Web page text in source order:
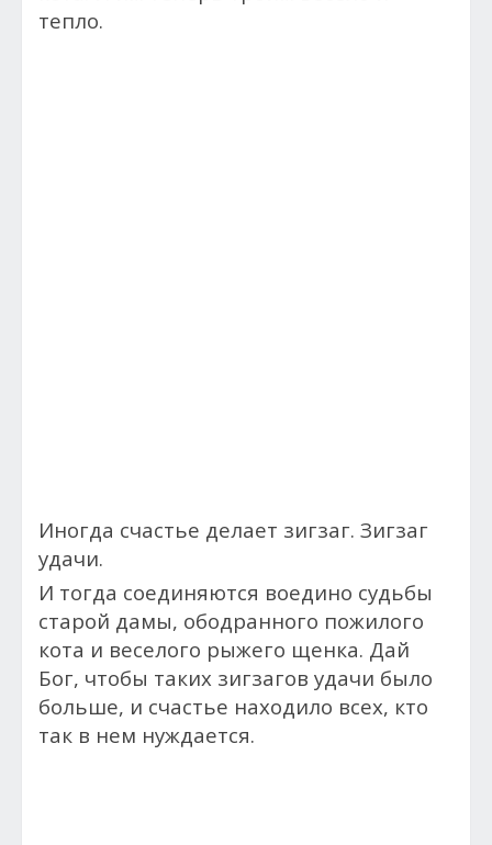
тепло.
Иногда счастье делает зигзаг. Зигзаг
удачи.
И тогда соединяются воедино судьбы
старой дамы, ободранного пожилого
кота и веселого рыжего щенка. Дай
Бог, чтобы таких зигзагов удачи было
больше, и счастье находило всех, кто
так в нем нуждается.